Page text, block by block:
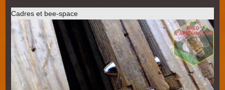
Cadres et bee-space